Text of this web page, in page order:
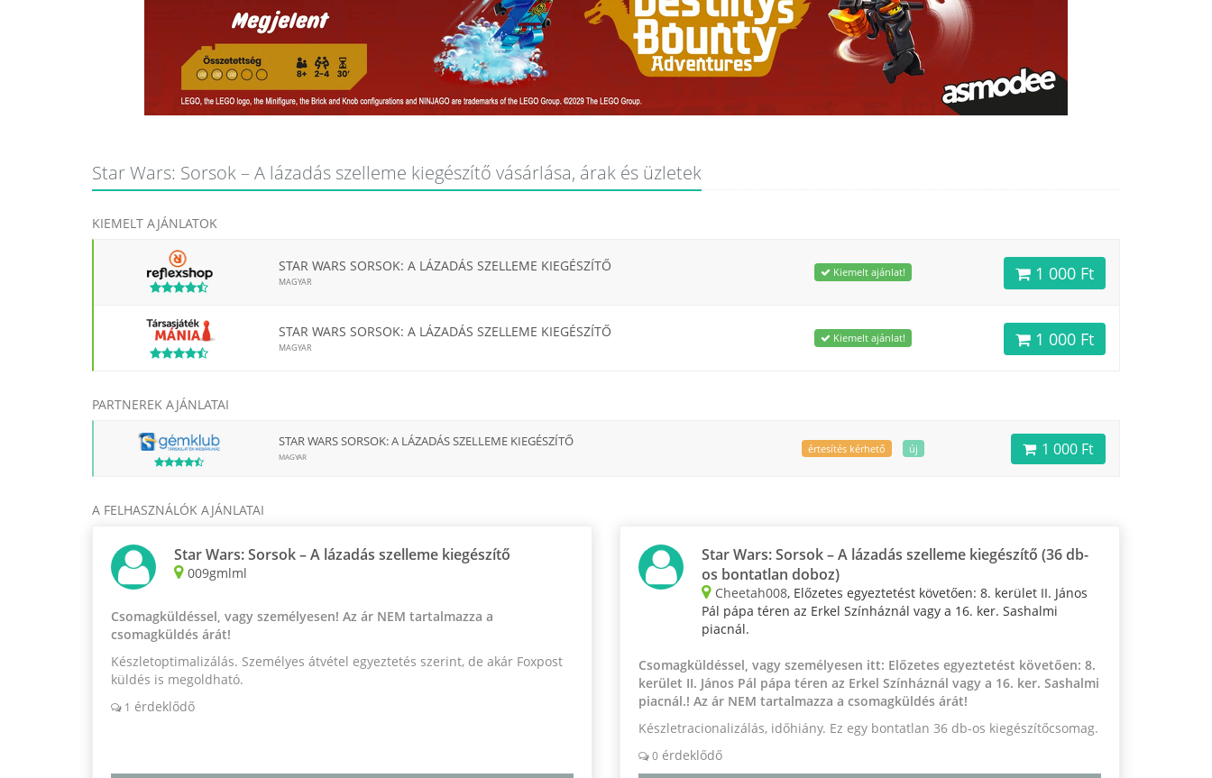
Star Wars: Sorsok – A lázadás szelleme kiegészítő vásárlása, árak és üzletek
KIEMELT AJÁNLATOK
STAR WARS SORSOK: A LÁZADÁS SZELLEME KIEGÉSZÍTŐ
MAGYAR
Kiemelt ajánlat! 1 000 Ft
STAR WARS SORSOK: A LÁZADÁS SZELLEME KIEGÉSZÍTŐ
MAGYAR
Kiemelt ajánlat! 1 000 Ft
PARTNEREK AJÁNLATAI
STAR WARS SORSOK: A LÁZADÁS SZELLEME KIEGÉSZÍTŐ
MAGYAR
értesítés kérhető új 1 000 Ft
A FELHASZNÁLÓK AJÁNLATAI
Star Wars: Sorsok – A lázadás szelleme kiegészítő
009gmlml
Csomagküldéssel, vagy személyesen! Az ár NEM tartalmazza a
csomagküldés árát!
Készletoptimalizálás. Személyes átvétel egyeztetés szerint, de akár Foxpost
küldés is megoldható.
1 érdeklődő
Star Wars: Sorsok – A lázadás szelleme kiegészítő (36 db-
os bontatlan doboz)
Cheetah008, Előzetes egyeztetést követően: 8. kerület II. János
Pál pápa téren az Erkel Színháznál vagy a 16. ker. Sashalmi
piacnál.
Csomagküldéssel, vagy személyesen itt: Előzetes egyeztetést követően: 8.
kerület II. János Pál pápa téren az Erkel Színháznál vagy a 16. ker. Sashalmi
piacnál.! Az ár NEM tartalmazza a csomagküldés árát!
Készletracionalizálás, időhiány. Ez egy bontatlan 36 db-os kiegészítőcsomag.
0 érdeklődő